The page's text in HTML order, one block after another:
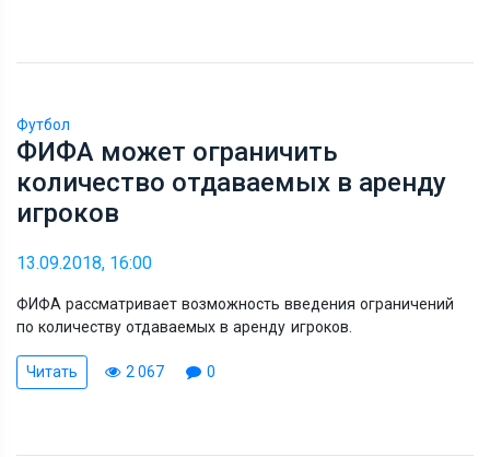
Футбол
ФИФА может ограничить
количество отдаваемых в аренду
игроков
13.09.2018, 16:00
ФИФА рассматривает возможность введения ограничений
по количеству отдаваемых в аренду игроков.
Читать 2 067 0